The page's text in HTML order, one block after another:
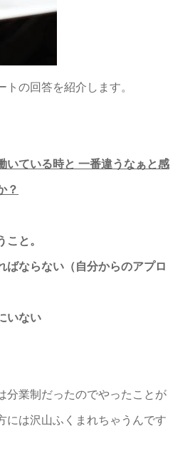
の回答を紹介します。
いている時と 一番違うなぁと感
？
こと。
ばならない（自分からのアプロ
いない
分業制だったのでやったことが
には沢山ふくまれちゃうんです